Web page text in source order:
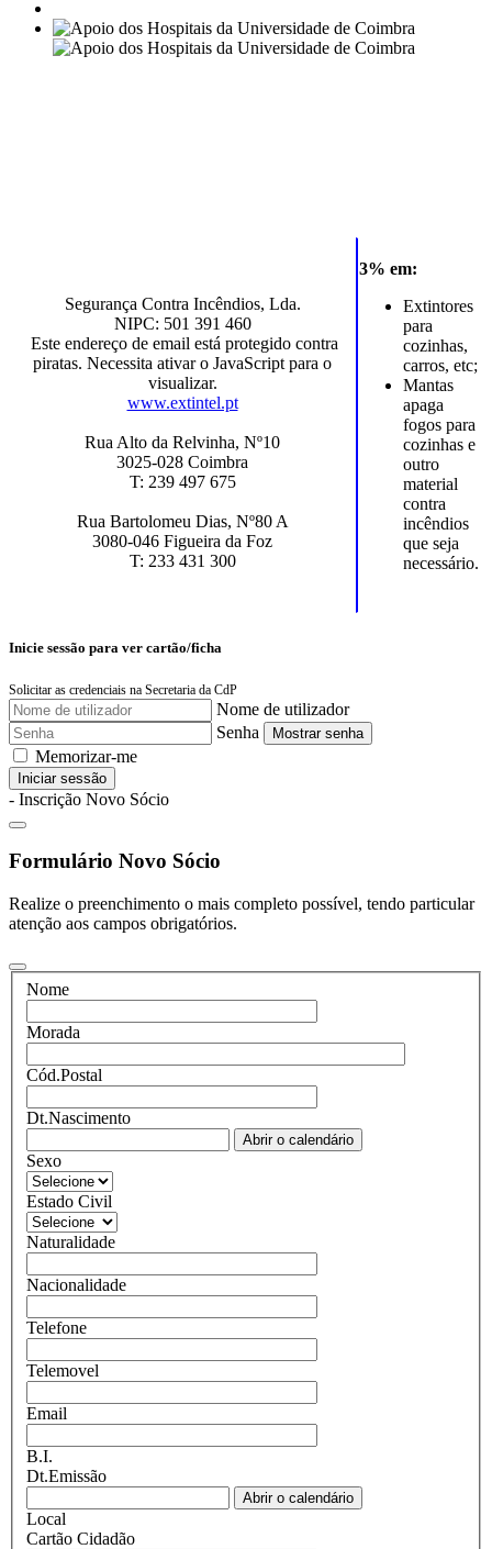
Segurança Contra Incêndios, Lda.
NIPC: 501 391 460
Este endereço de email está protegido contra
piratas. Necessita ativar o JavaScript para o
visualizar.
www.extintel.pt
Rua Alto da Relvinha, Nº10
3025-028 Coimbra
T: 239 497 675
Rua Bartolomeu Dias, Nº80 A
3080-046 Figueira da Foz
T: 233 431 300
3% em:
Extintores
para
cozinhas,
carros, etc;
Mantas
apaga
fogos para
cozinhas e
outro
material
contra
incêndios
que seja
necessário.
Inicie sessão para ver cartão/ficha
Solicitar as credenciais na Secretaria da CdP
Nome de utilizador
Senha
Mostrar senha
Memorizar-me
Iniciar sessão
- Inscrição Novo Sócio
Formulário Novo Sócio
Realize o preenchimento o mais completo possível, tendo particular
atenção aos campos obrigatórios.
Nome
Morada
Cód.Postal
Dt.Nascimento
Abrir o calendário
Sexo
Estado Civil
Naturalidade
Nacionalidade
Telefone
Telemovel
Email
B.I.
Dt.Emissão
Abrir o calendário
Local
Cartão Cidadão